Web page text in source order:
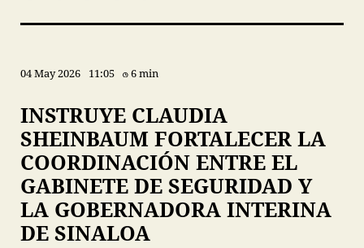
04 May 2026 11:05 6 min
INSTRUYE CLAUDIA
SHEINBAUM FORTALECER LA
COORDINACIÓN ENTRE EL
GABINETE DE SEGURIDAD Y
LA GOBERNADORA INTERINA
DE SINALOA